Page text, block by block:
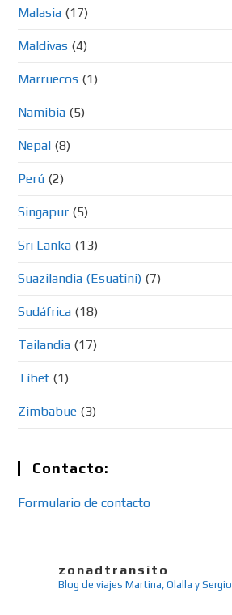
Malasia (17)
Maldivas (4)
Marruecos (1)
Namibia (5)
Nepal (8)
Perú (2)
Singapur (5)
Sri Lanka (13)
Suazilandia (Esuatini) (7)
Sudáfrica (18)
Tailandia (17)
Tíbet (1)
Zimbabue (3)
Contacto:
Formulario de contacto
zonadtransito
Blog de viajes Martina, Olalla y Sergio